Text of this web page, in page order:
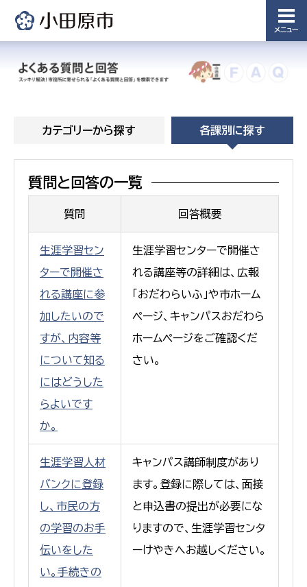
メニュー
カテゴリーから探す 各課別に探す
質問と回答の一覧
質問 回答概要
生涯学習セン
ターで開催さ
れる講座に参
加したいので
すが、内容等
について知る
にはどうした
らよいです
か。
生涯学習センターで開催さ
れる講座等の詳細は、広報
「おだわらいふ」や市ホーム
ページ、キャンパスおだわら
ホームページをご確認くだ
さい。
生涯学習人材
バンクに登録
し、市民の方
の学習のお手
伝いをした
い。手続きの
キャンパス講師制度があり
ます。登録に際しては、面接
と申込書の提出が必要にな
りますので、生涯学習センタ
ーけやきへお越しください。